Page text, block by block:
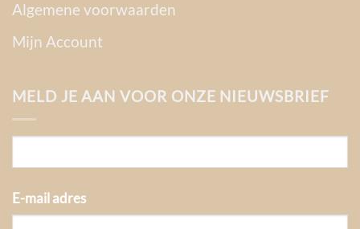
Algemene voorwaarden
Mijn Account
MELD JE AAN VOOR ONZE NIEUWSBRIEF
E-mail adres